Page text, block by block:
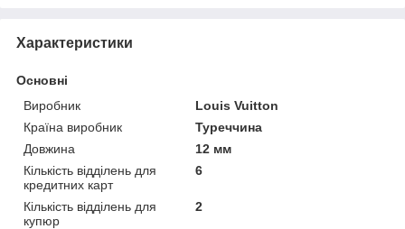
Характеристики
Основні
Виробник
Louis Vuitton
Країна виробник
Туреччина
Довжина
12 мм
Кількість відділень для
кредитних карт
6
Кількість відділень для
купюр
2